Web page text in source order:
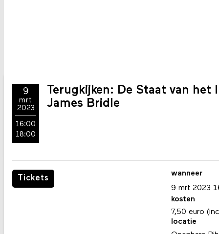
9
mrt
2023
16:00
18:00
Terugkijken: De Staat van
James Bridle
Tickets
wanneer
9 mrt 2023
kosten
7,50 euro
locatie